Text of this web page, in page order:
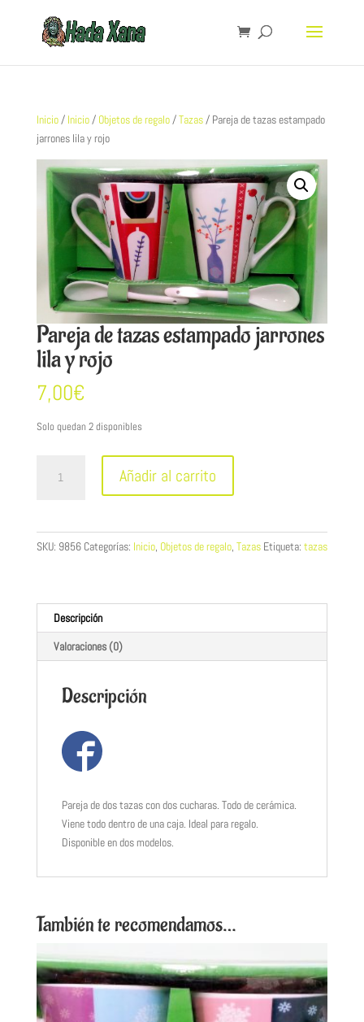
Inicio/ Inicio/ Objetos de regalo/Tazas/ Pareja de tazas estampado
jarrones lila y rojo
Pareja de tazas estampado jarrones
lila y rojo
7,00€
Solo quedan 2 disponibles
cantidad
Añadir al carrito
SKU: 9856 Categorías: Inicio, Objetos de regalo, Tazas Etiqueta: tazas
Descripción
Valoraciones (0)
Descripción
Pareja de dos tazas con dos cucharas. Todo de cerámica.
Viene todo dentro de una caja. Ideal para regalo.
Disponible en dos modelos.
También te recomendamos…